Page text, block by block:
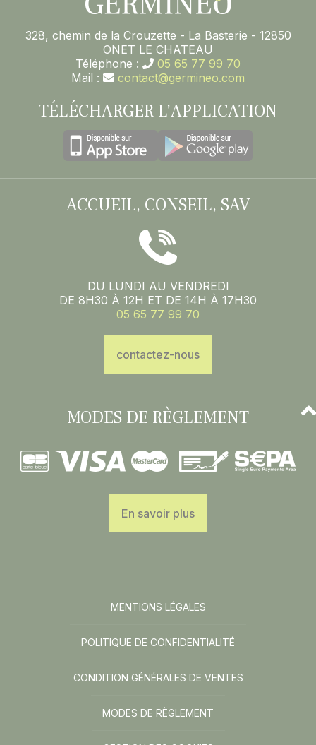
328, chemin de la Crouzette - La Basterie - 12850
ONET LE CHATEAU
Téléphone :
05 65 77 99 70
Mail :
contact@germineo.com
TÉLÉCHARGER L’APPLICATION
ACCUEIL, CONSEIL, SAV
DU LUNDI AU VENDREDI
DE 8H30 À 12H ET DE 14H À 17H30
05 65 77 99 70
contactez-nous
MODES DE RÈGLEMENT
En savoir plus
MENTIONS LÉGALES
POLITIQUE DE CONFIDENTIALITÉ
CONDITION GÉNÉRALES DE VENTES
MODES DE RÈGLEMENT